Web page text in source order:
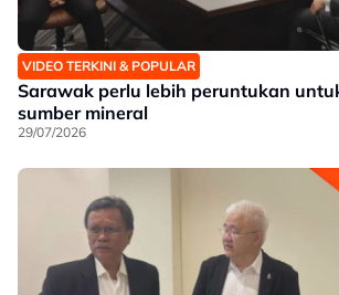
VIDEO TERKINI & POPULAR
Sarawak perlu lebih peruntukan
sumber mineral
29/07/2026